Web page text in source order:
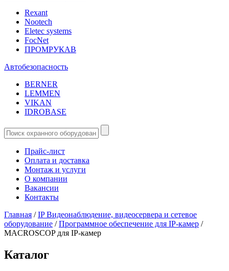
Rexant
Nootech
Eletec systems
FocNet
ПРОМРУКАВ
Автобезопасность
BERNER
LEMMEN
VIKAN
IDROBASE
Прайс-лист
Оплата и доставка
Монтаж и услуги
О компании
Вакансии
Контакты
Главная /IP Видеонаблюдение, видеосервера и сетевое
оборудование /Программное обеспечение для IP-камер /
MACROSCOP для IP-камер
Каталог